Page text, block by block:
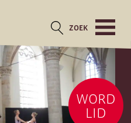
ZOEK
WORD
LID